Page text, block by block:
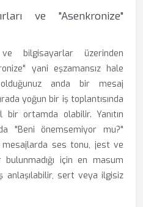
ve "Asenkronize"
bilgisayarlar üzerinden
yani eşzamansız hale
anda bir mesaj
yoğun bir iş toplantısında
bir ortamda olabilir. Yanıtın
"Beni önemsemiyor mu?"
mesajlarda ses tonu, jest ve
için en masum
anlaşılabilir, sert veya ilgisiz